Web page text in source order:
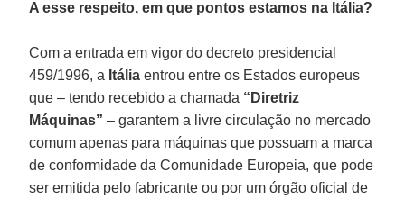
A esse respeito, em que pontos estamos na Itália?
Com a entrada em vigor do decreto presidencial
459/1996, a Itália entrou entre os Estados europeus
que – tendo recebido a chamada “Diretriz
Máquinas” – garantem a livre circulação no mercado
comum apenas para máquinas que possuam a marca
de conformidade da Comunidade Europeia, que pode
ser emitida pelo fabricante ou por um órgão oficial de